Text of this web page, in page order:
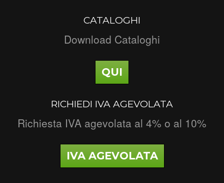
CATALOGHI
Download Cataloghi
QUI
RICHIEDI IVA AGEVOLATA
Richiesta IVA agevolata al 4% o al 10%
IVA AGEVOLATA